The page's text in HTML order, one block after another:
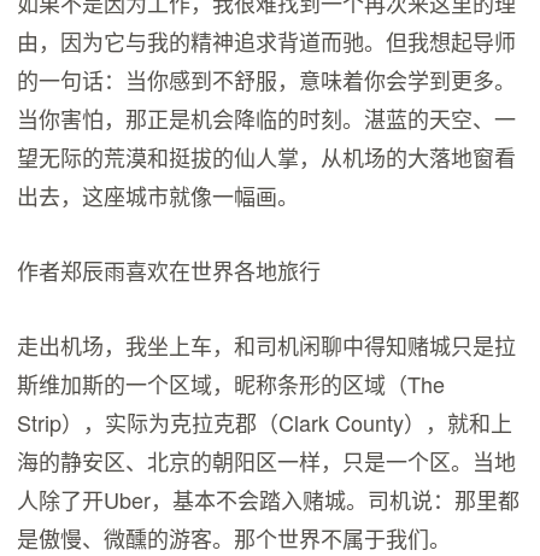
由，因为它与我的精神追求背道而驰。但我想起导师
的一句话：当你感到不舒服，意味着你会学到更多。
当你害怕，那正是机会降临的时刻。湛蓝的天空、一
望无际的荒漠和挺拔的仙人掌，从机场的大落地窗看
出去，这座城市就像一幅画。
作者郑辰雨喜欢在世界各地旅行
走出机场，我坐上车，和司机闲聊中得知赌城只是拉
斯维加斯的一个区域，昵称条形的区域（The
Strip），实际为克拉克郡（Clark County），就和上
海的静安区、北京的朝阳区一样，只是一个区。当地
人除了开Uber，基本不会踏入赌城。司机说：那里都
是傲慢、微醺的游客。那个世界不属于我们。